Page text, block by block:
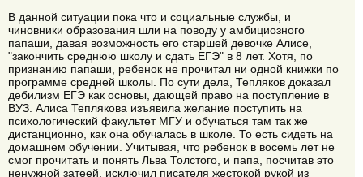
В данной ситуации пока что и социальные службы, и
чиновники образования шли на поводу у амбициозного
папаши, давая возможность его старшей девочке Алисе,
"закончить среднюю школу и сдать ЕГЭ" в 8 лет. Хотя, по
признанию папаши, ребенок не прочитал ни одной книжки по
программе средней школы. По сути дела, Тепляков доказал
дебилизм ЕГЭ как основы, дающей право на поступление в
ВУЗ. Алиса Теплякова изъявила желание поступить на
психологический факультет МГУ и обучаться там так же
дистанционно, как она обучалась в школе. То есть сидеть на
домашнем обучении. Учитывая, что ребенок в восемь лет не
смог прочитать и понять Льва Толстого, и папа, посчитав это
ненужной затеей, исключил писателя жестокой рукой из